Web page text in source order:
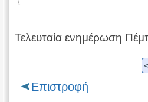
Τελευταία ενημέρωση
Επιστροφή